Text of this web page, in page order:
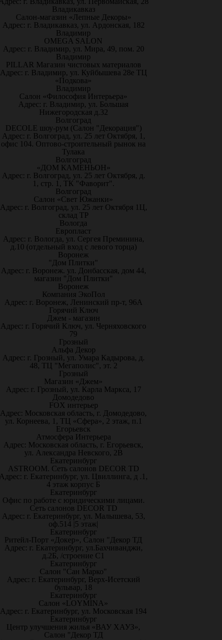
Владикавказ
Салон-магазин «Лепные Декоры»
Адрес: г. Владикавказ, ул. Ардонская, 182
Владимир
OMEGA SALON
Адрес: г. Владимир, ул. Мира, 49, пом. 20
Владимир
PILLAR Магазин чистовых материалов
Адрес: г. Владимир, ул. Куйбышева 28е ТЦ
«Подкова»
Владимир
Салон «Философия Интерьера»
Адрес: г. Владимир, ул. Большая
Нижегородская д.32
Волгоград
DECOLE шоу-рум (Салон "Декорация")
Адрес: г. Волгоград, ул. 25 лет Октября, 1,
офис 104. Оптово-строительный рынок на
Тулака
Волгоград
«ДОМ КАМЕНЬОН»
Адрес: г. Волгоград, ул. 25 лет Октября, д.
1, стр. 1, ТК "Фаворит".
Волгоград
Салон «Свет Южанки»
Адрес: г. Волгоград, ул. 25 лет Октября 1Ц,
склад ТР
Вологда
Европласт
Адрес: г. Вологда, ул. Сергея Преминина,
д.10 (отдельный вход с левого торца)
Воронеж
"Дом Плитки"
Адрес: г. Воронеж. ул. Донбасская, дом 44,
магазин "Дом Плитки"
Воронеж
Компания ЭкоПол
Адрес: г. Воронеж, Ленинский пр-т, 96А
Горячий Ключ
Джем - магазин
Адрес: г. Горячий Ключ, ул. Черняховского
79
Грозный
Альфа Декор
Адрес: г. Грозный, ул. Умара Кадырова, д.
48, ТЦ "Мегаполис", эт. 2
Грозный
Магазин «Джем»
Адрес: г. Грозный, ул. Карла Маркса, 17
Домодедово
FOX интерьер
Адрес: Московская область, г. Домодедово,
ул. Корнеева, 1, ТЦ «Сфера», 2 этаж, п.1
Егорьевск
Атмосфера Интерьера
Адрес: Московская область, г. Егорьевск,
ул. Александра Невского, 2В
Екатеринбург
ASTROOM. Сеть салонов DECOR TD
г. Екатеринбург, ул. Цвиллинга, д .1,
4 этаж корпус Б
Екатеринбург
Офис по работе с юридическими лицами.
Сеть салонов DECOR TD
Адрес: г. Екатеринбург, ул. Малышева, 53,
оф.514 |5 этаж|
Екатеринбург
Ритейл-Порт «Докер», Салон "Декор ТД
Адрес: г. Екатеринбург, ул.Бахчиванджи,
д.2Б, /строение С1
Екатеринбург
Салон "Сан Марко"
Адрес: г. Екатеринбург, Верх-Исетский
бульвар, 18
Екатеринбург
Салон «LOYMINA»
Адрес: г. Екатеринбург, ул. Московская 194
Екатеринбург
Центр улучшения жилья «ВАУ ХАУЗ»,
Салон "Декор ТД